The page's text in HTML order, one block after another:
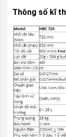
Thông số kĩ